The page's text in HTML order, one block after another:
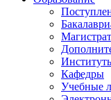
Кафедры
Учебные